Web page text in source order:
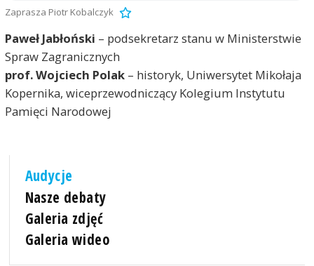
Zaprasza Piotr Kobalczyk
Paweł Jabłoński – podsekretarz stanu w Ministerstwie
Spraw Zagranicznych
prof. Wojciech Polak– historyk, Uniwersytet Mikołaja
Kopernika, wiceprzewodniczący Kolegium Instytutu
Pamięci Narodowej
Audycje
Nasze debaty
Galeria zdjęć
Galeria wideo